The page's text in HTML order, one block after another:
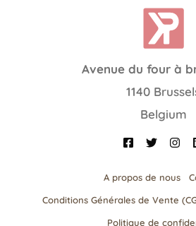
Avenue du four à
1140
Belgium
A propos de nous
Conditions Générales de Vente
Politique de